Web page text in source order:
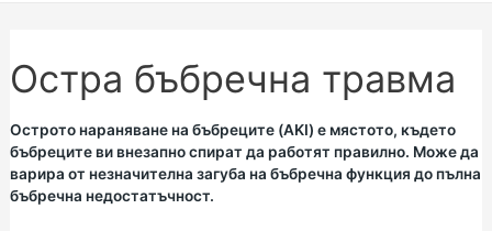
Остра бъбречна травма
Острото нараняване на бъбреците (AKI) е мястото, където
бъбреците ви внезапно спират да работят правилно. Може да
варира от незначителна загуба на бъбречна функция до пълна
бъбречна недостатъчност.